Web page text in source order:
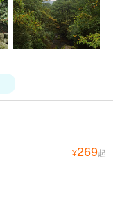
¥269起